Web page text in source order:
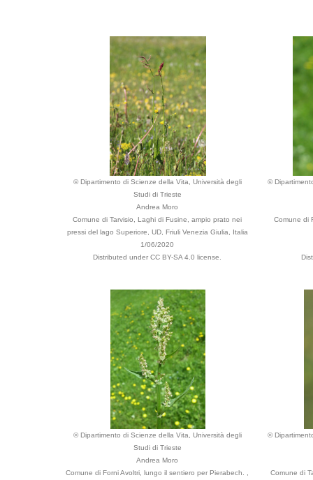
© Dipartimento di Scienze della Vita, Università degli
Studi di Trieste
Andrea Moro
Comune di Tarvisio, Laghi di Fusine, ampio prato nei
pressi del lago Superiore, UD, Friuli Venezia Giulia, Italia
1/06/2020
Distributed under CC BY-SA 4.0 license.
©
Comune di
© Dipartimento di Scienze della Vita, Università degli
Studi di Trieste
Andrea Moro
Comune di Forni Avoltri, lungo il sentiero per Pierabech. ,
©
Comune di